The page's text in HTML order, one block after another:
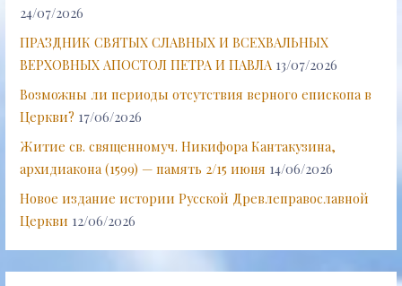
24/07/2026
ПРАЗДНИК СВЯТЫХ СЛАВНЫХ И ВСЕХВАЛЬНЫХ
ВЕРХОВНЫХ АПОСТОЛ ПЕТРА И ПАВЛА 13/07/2026
Возможны ли периоды отсутствия верного епископа в
Церкви? 17/06/2026
Житие св. священномуч. Никифора Кантакузина,
архидиакона (1599) — память 2/15 июня 14/06/2026
Новое издание истории Русской Древлеправославной
Церкви 12/06/2026